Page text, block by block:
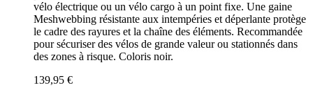
vélo électrique ou un vélo cargo à un point fixe. Une gaine
Meshwebbing résistante aux intempéries et déperlante protège
le cadre des rayures et la chaîne des éléments. Recommandée
pour sécuriser des vélos de grande valeur ou stationnés dans
des zones à risque. Coloris noir.
139,95 €